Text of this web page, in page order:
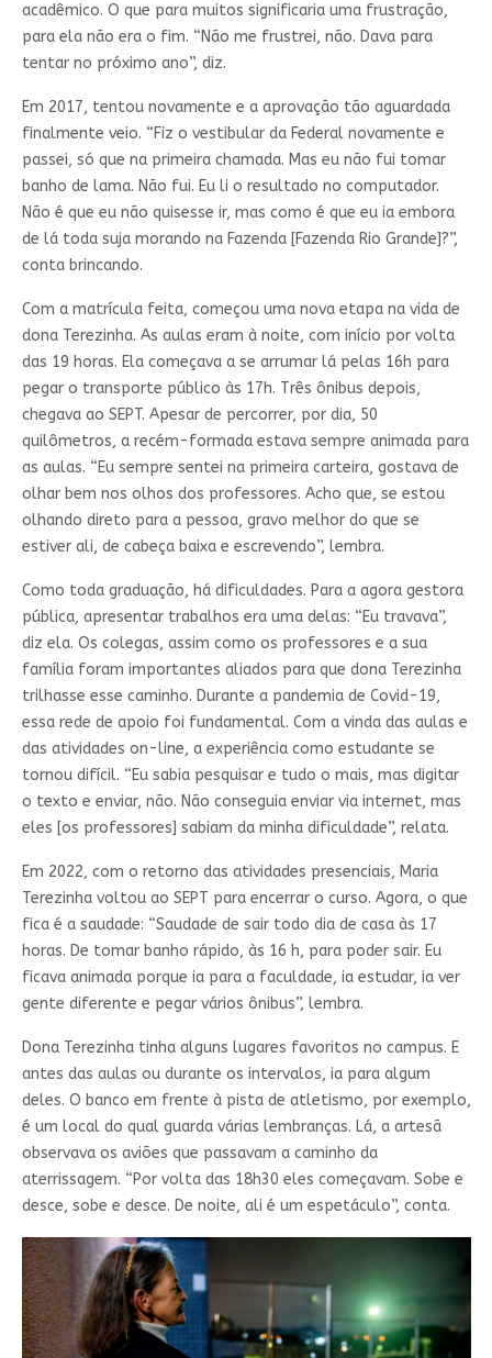
acadêmico. O que para muitos significaria uma frustração,
para ela não era o fim. “Não me frustrei, não. Dava para
tentar no próximo ano”, diz.
Em 2017, tentou novamente e a aprovação tão aguardada
finalmente veio. “Fiz o vestibular da Federal novamente e
passei, só que na primeira chamada. Mas eu não fui tomar
banho de lama. Não fui. Eu li o resultado no computador.
Não é que eu não quisesse ir, mas como é que eu ia embora
de lá toda suja morando na Fazenda [Fazenda Rio Grande]?”,
conta brincando.
Com a matrícula feita, começou uma nova etapa na vida de
dona Terezinha. As aulas eram à noite, com início por volta
das 19 horas. Ela começava a se arrumar lá pelas 16h para
pegar o transporte público às 17h. Três ônibus depois,
chegava ao SEPT. Apesar de percorrer, por dia, 50
quilômetros, a recém-formada estava sempre animada para
as aulas. “Eu sempre sentei na primeira carteira, gostava de
olhar bem nos olhos dos professores. Acho que, se estou
olhando direto para a pessoa, gravo melhor do que se
estiver ali, de cabeça baixa e escrevendo”, lembra.
Como toda graduação, há dificuldades. Para a agora gestora
pública, apresentar trabalhos era uma delas: “Eu travava”,
diz ela. Os colegas, assim como os professores e a sua
família foram importantes aliados para que dona Terezinha
trilhasse esse caminho. Durante a pandemia de Covid-19,
essa rede de apoio foi fundamental. Com a vinda das aulas e
das atividades on-line, a experiência como estudante se
tornou difícil. “Eu sabia pesquisar e tudo o mais, mas digitar
o texto e enviar, não. Não conseguia enviar via internet, mas
eles [os professores] sabiam da minha dificuldade”, relata.
Em 2022, com o retorno das atividades presenciais, Maria
Terezinha voltou ao SEPT para encerrar o curso. Agora, o que
fica é a saudade: “Saudade de sair todo dia de casa às 17
horas. De tomar banho rápido, às 16 h, para poder sair. Eu
ficava animada porque ia para a faculdade, ia estudar, ia ver
gente diferente e pegar vários ônibus”, lembra.
Dona Terezinha tinha alguns lugares favoritos no campus. E
antes das aulas ou durante os intervalos, ia para algum
deles. O banco em frente à pista de atletismo, por exemplo,
é um local do qual guarda várias lembranças. Lá, a artesã
observava os aviões que passavam a caminho da
aterrissagem. “Por volta das 18h30 eles começavam. Sobe e
desce, sobe e desce. De noite, ali é um espetáculo”, conta.